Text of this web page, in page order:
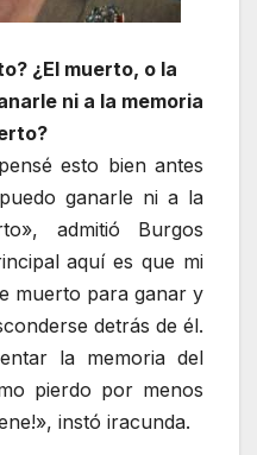
¿El muerto, o la
ni a la memoria
esto bien antes
ganarle ni a la
admitió Burgos
aquí es que mi
muerto para ganar y
detrás de él.
la memoria del
pierdo por menos
instó iracunda.